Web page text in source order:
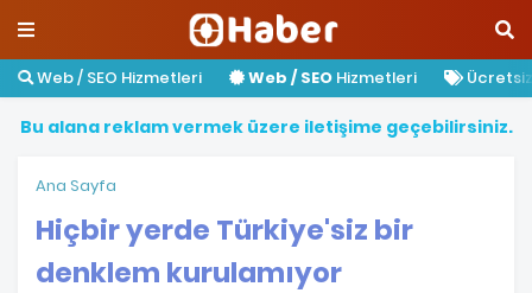
Web / SEO Hizmetleri Web / SEO Hizmetleri
Bu alana reklamvermek üzere iletişime geçebilirsiniz.
Ana Sayfa
Hiçbir yerde Türkiye'siz bir
denklem kurulamıyor